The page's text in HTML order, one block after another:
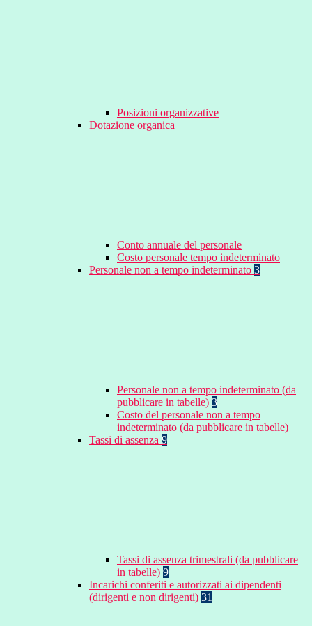
Posizioni organizzative
Dotazione organica
Conto annuale del personale
Costo personale tempo indeterminato
Personale non a tempo indeterminato 3
Personale non a tempo indeterminato (da
pubblicare in tabelle) 3
Costo del personale non a tempo
indeterminato (da pubblicare in tabelle)
Tassi di assenza 9
Tassi di assenza trimestrali (da pubblicare
in tabelle) 9
Incarichi conferiti e autorizzati ai dipendenti
(dirigenti e non dirigenti) 31